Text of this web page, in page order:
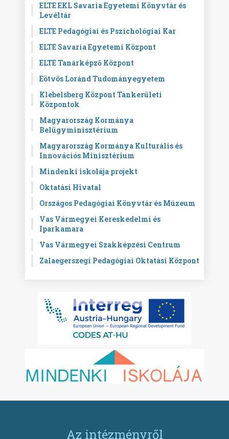
ELTE EKL Savaria Egyetemi Könyvtár és
Levéltár
ELTE Pedagógiai és Pszichológiai Kar
ELTE Savaria Egyetemi Központ
ELTE Tanárképző Központ
Eötvös Loránd Tudományegyetem
Klebelsberg Központ Tankerületi
Központok
Magyarország Kormánya
Belügyminisztérium
Magyarország Kormánya Kulturális és
Innovációs Minisztérium
Mindenki iskolája projekt
Oktatási Hivatal
Országos Pedagógiai Könyvtár és Múzeum
Vas Vármegyei Kereskedelmi és
Iparkamara
Vas Vármegyei Szakképzési Centrum
Zalaegerszegi Pedagógiai Oktatási Központ
Az intézményről